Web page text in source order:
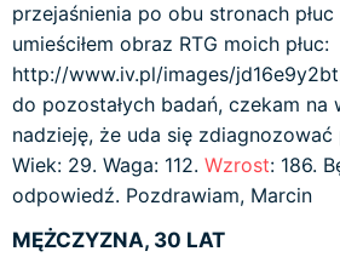
przejaśnienia po obu stronach
umieściłem obraz RTG moich płuc:
http://www.iv.pl/images/
do pozostałych badań, czekam na
nadzieję, że uda się
Wiek: 29. Waga: 112. Wzrost: 186.
odpowiedź. Pozdrawiam, Marcin
MĘŻCZYZNA, 30 LAT